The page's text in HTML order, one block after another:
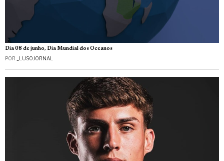
Dia 08 de junho, Dia Mundial dos Oceanos
POR _LUSOJORNAL